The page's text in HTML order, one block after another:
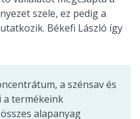
szele, ez pedig a
Békefi László így
a szénsav és
a termékeink
alapanyag